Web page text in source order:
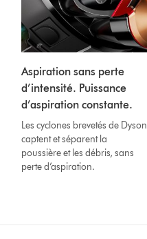
Aspiration sans perte
d’intensité. Puissance
d’aspiration constante.
Les cyclones brevetés de Dyson
captent et séparent la
poussière et les débris, sans
perte d’aspiration.